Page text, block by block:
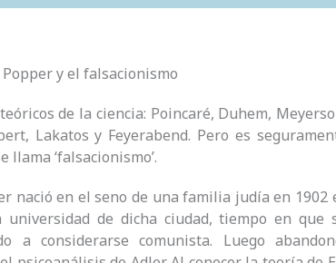
y el falsacionismo
de la ciencia: Poincaré, Duhem,
Lakatos y Feyerabend. Pero es
‘falsacionismo’.
nació en el seno de una familia judía en
de dicha ciudad, tiempo en que
a considerarse comunista. Luego